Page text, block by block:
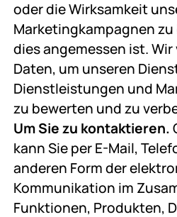
oder die Wirksamkeit
Marketingkampagnen
dies angemessen ist.
Daten, um unseren
Dienstleistungen und
zu bewerten und zu
Um Sie zu kontaktieren.
kann Sie per E-Mail,
anderen Form der
Kommunikation im
Funktionen, Produkten,